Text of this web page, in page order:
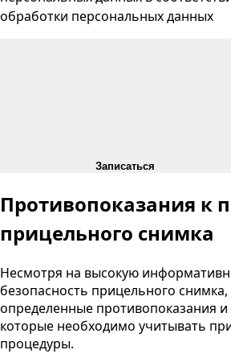
обработки персональных данных
Записаться
Противопоказания к
прицельного снимка
Несмотря на высокую
безопасность прицельного
определенные противопоказания
которые необходимо учитывать
процедуры.